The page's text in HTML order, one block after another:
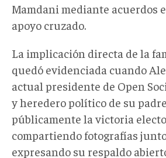
Mamdani mediante acuerdos
apoyo cruzado.
La implicación directa de la
quedó evidenciada cuando
actual presidente de Open
y heredero político de su
públicamente la victoria
compartiendo fotografías
expresando su respaldo